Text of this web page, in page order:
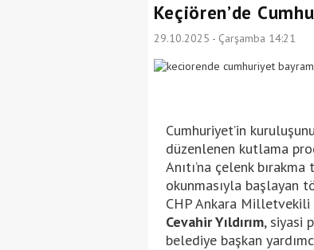
Keçiören’de
29.10.2025 - Çarşamba 14:21
Cumhuriyet’in
düzenlenen kutlama
Anıtı’na çelenk
okunmasıyla başlayan
CHP Ankara Milletvekili
Cevahir Yıldırım, siyasi
belediye başkan